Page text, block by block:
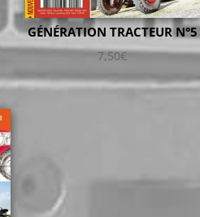
GÉNÉRATION TRACTEUR N°5
7,50€